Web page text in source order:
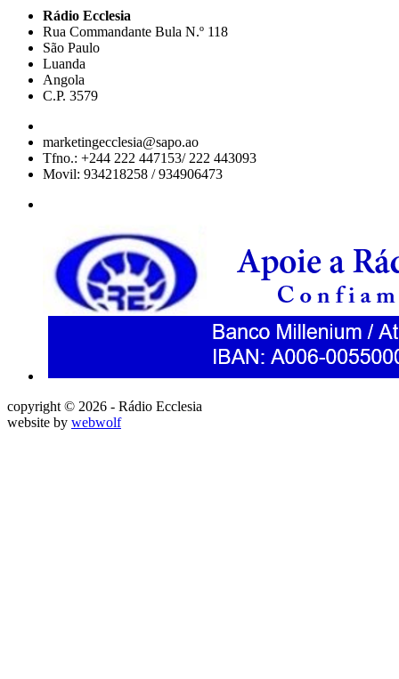
Rádio Ecclesia
Rua Commandante Bula N.º 118
São Paulo
Luanda
Angola
C.P. 3579
marketingecclesia@sapo.ao
Tfno.: +244 222 447153/ 222 443093
Movil: 934218258 / 934906473
copyright © 2026 - Rádio Ecclesia
website by webwolf